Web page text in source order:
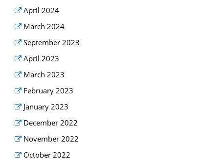
April 2024
March 2024
September 2023
April 2023
March 2023
February 2023
January 2023
December 2022
November 2022
October 2022